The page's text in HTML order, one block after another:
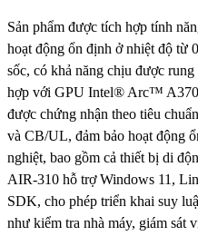
Sản phẩm được tích hợp tính
hoạt động ổn định ở nhiệt độ từ
sốc, có khả năng chịu được
hợp với GPU Intel® Arc™
được chứng nhận theo tiêu
và CB/UL, đảm bảo hoạt động
nghiệt, bao gồm cả thiết bị di
AIR-310 hỗ trợ Windows 11,
SDK, cho phép triển khai suy
như kiểm tra nhà máy, giám